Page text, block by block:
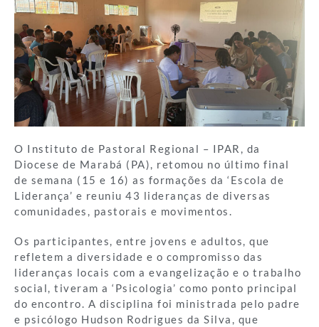
O Instituto de Pastoral Regional – IPAR, da
Diocese de Marabá (PA), retomou no último final
de semana (15 e 16) as formações da ‘Escola de
Liderança’ e reuniu 43 lideranças de diversas
comunidades, pastorais e movimentos.
Os participantes, entre jovens e adultos, que
refletem a diversidade e o compromisso das
lideranças locais com a evangelização e o trabalho
social, tiveram a ‘Psicologia’ como ponto principal
do encontro. A disciplina foi ministrada pelo padre
e psicólogo Hudson Rodrigues da Silva, que